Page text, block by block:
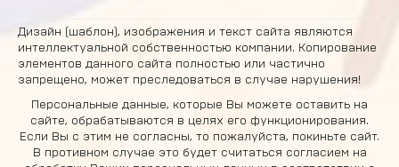
Дизайн (шаблон), изображения и текст сайта являются
интеллектуальной собственностью компании. Копирование
элементов данного сайта полностью или частично
запрещено, может преследоваться в случае нарушения!
Персональные данные, которые Вы можете оставить на
сайте, обрабатываются в целях его функционирования.
Если Вы с этим не согласны, то пожалуйста, покиньте сайт.
В противном случае это будет считаться согласием на